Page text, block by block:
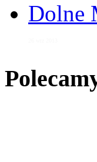
Dolne